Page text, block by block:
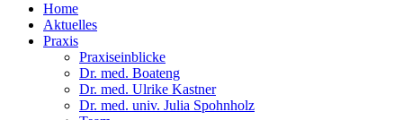
Home
Aktuelles
Praxis
Praxiseinblicke
Dr. med. Boateng
Dr. med. Ulrike Kastner
Dr. med. univ. Julia Spohnholz